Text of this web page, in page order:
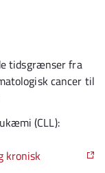
tidsgrænser fra
cancer til
(CLL):
kronisk